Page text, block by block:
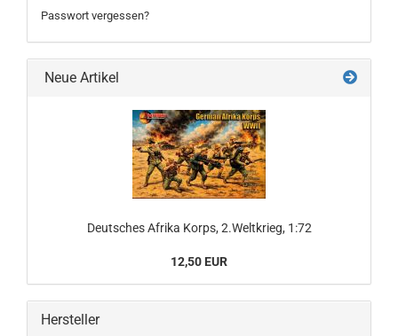
Passwort vergessen?
Neue Artikel
Deutsches Afrika Korps, 2.Weltkrieg, 1:72
12,50 EUR
Hersteller